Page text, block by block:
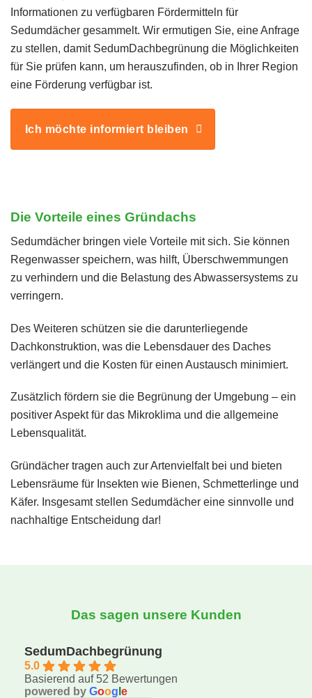
Informationen zu verfügbaren Fördermitteln für
Sedumdächer gesammelt. Wir ermutigen Sie, eine Anfrage
zu stellen, damit SedumDachbegrünung die Möglichkeiten
für Sie prüfen kann, um herauszufinden, ob in Ihrer Region
eine Förderung verfügbar ist.
Ich möchte informiert bleiben
Die Vorteile eines Gründachs
Sedumdächer bringen viele Vorteile mit sich. Sie können
Regenwasser speichern, was hilft, Überschwemmungen
zu verhindern und die Belastung des Abwassersystems zu
verringern.
Des Weiteren schützen sie die darunterliegende
Dachkonstruktion, was die Lebensdauer des Daches
verlängert und die Kosten für einen Austausch minimiert.
Zusätzlich fördern sie die Begrünung der Umgebung – ein
positiver Aspekt für das Mikroklima und die allgemeine
Lebensqualität.
Gründächer tragen auch zur Artenvielfalt bei und bieten
Lebensräume für Insekten wie Bienen, Schmetterlinge und
Käfer. Insgesamt stellen Sedumdächer eine sinnvolle und
nachhaltige Entscheidung dar!
Das sagen unsere Kunden
SedumDachbegrünung
5.0
Basierend auf 52 Bewertungen
powered by Goog e